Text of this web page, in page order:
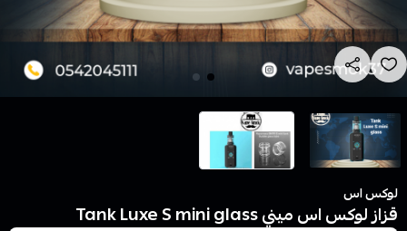
لوكس اس
قزاز لوكس اس ميني Tank Luxe S mini glass